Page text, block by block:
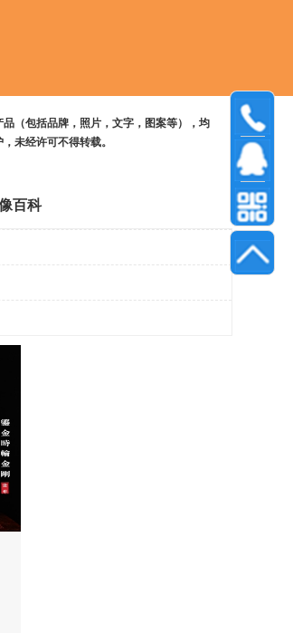
（包括品牌，照片，文字，图案等），均
未经许可不得转载。
百科